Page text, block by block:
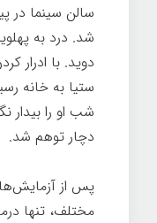
سالن سینما در
شد. درد به
دوید. با ادرار
ستیا به خانه
شب او را
دچار توهم شد.
پس از
مختلف، تنها